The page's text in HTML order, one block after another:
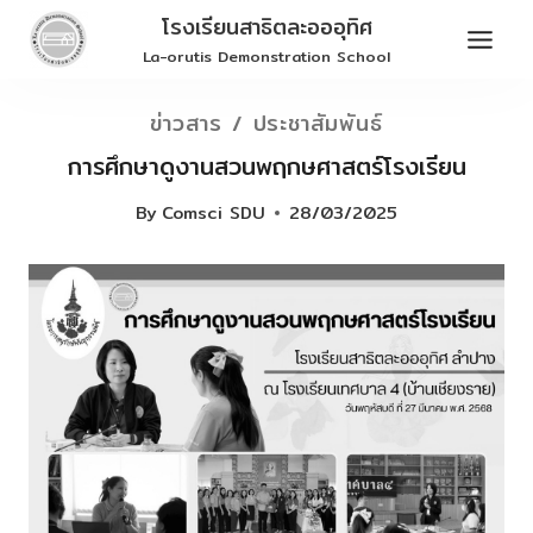
Skip
โรงเรียนสาธิตละอออุทิศ
La-orutis Demonstration School
ข่าวสาร / ประชาสัมพันธ์
การศึกษาดูงานสวนพฤกษศาสตร์โรงเรียน
By Comsci SDU 28/03/2025